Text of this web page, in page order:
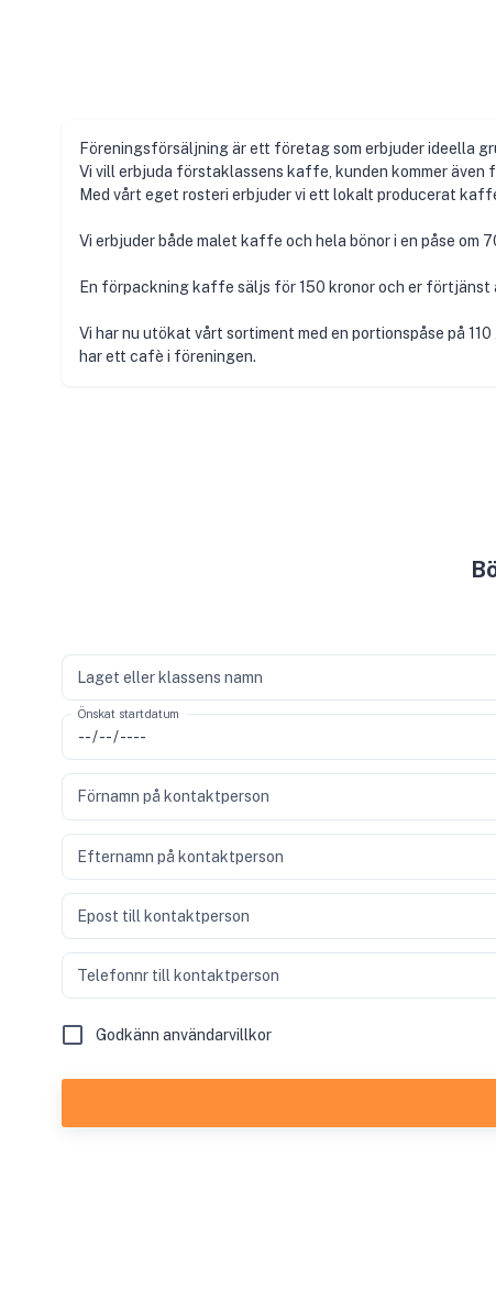
Föreningsförsäljning är ett företag som erbjuder ideella
Vi vill erbjuda förstaklassens kaffe, kunden kommer
Med vårt eget rosteri erbjuder vi ett lokalt producerat
Vi erbjuder både malet kaffe och hela bönor i en påse om
En förpackning kaffe säljs för 150 kronor och er förtjänst
Vi har nu utökat vårt sortiment med en portionspåse på
har ett cafè i föreningen.
Laget eller klassens namn
Önskat startdatum
Förnamn på kontaktperson
Efternamn på kontaktperson
Epost till kontaktperson
Telefonnr till kontaktperson
Godkänn användarvillkor